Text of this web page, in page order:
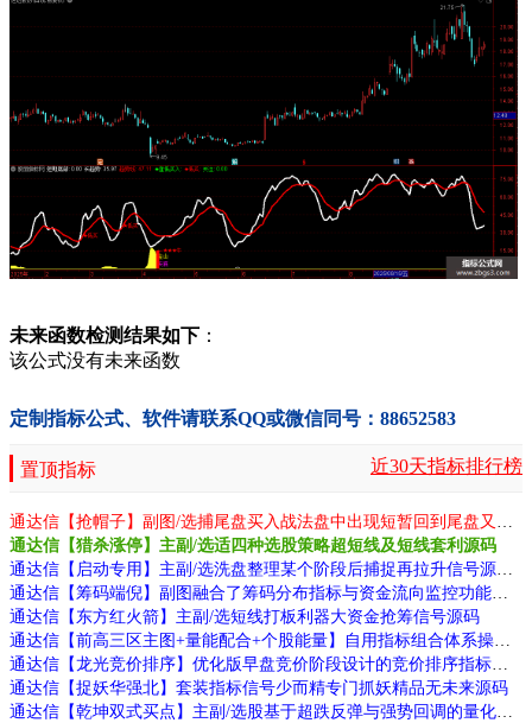
未来函数检测结果如下 ：
该公式没有未来函数
定制指标公式、软件请联系QQ或微信同号：88652583
置顶指标 近30天指标排行榜
通达信【猎杀涨停】主副/选适四种选股策略超短线及短线套利源码
通达信【东方红火箭】主副/选短线打板利器大资金抢筹信号源码
通达信【捉妖华强北】套装指标信号少而精专门抓妖精品无未来源码